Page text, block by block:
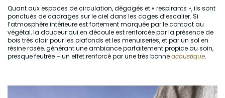
Quant aux espaces de circulation, dégagés et « respirants », ils sont
ponctués de cadrages sur le ciel dans les cages d’escalier. Si
l’atmosphère intérieure est fortement marquée par le contact au
végétal, la douceur qui en découle est renforcée par la présence de
bois très clair pour les plafonds et les menuiseries, et par un sol en
résine rosée, générant une ambiance parfaitement propice au soin,
presque feutrée – un effet renforcé par une très bonneacoustique.